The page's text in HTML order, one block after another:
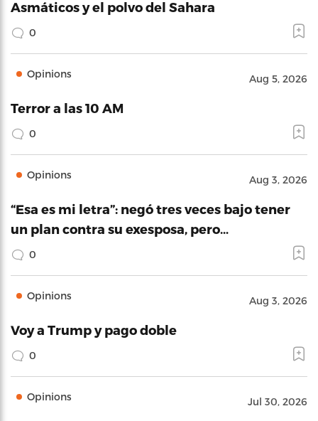
Asmáticos y el polvo del Sahara
0
Opinions Aug 5, 2026
Terror a las 10 AM
0
Opinions Aug 3, 2026
“Esa es mi letra”: negó tres veces bajo tener
un plan contra su exesposa, pero…
0
Opinions Aug 3, 2026
Voy a Trump y pago doble
0
Opinions Jul 30, 2026